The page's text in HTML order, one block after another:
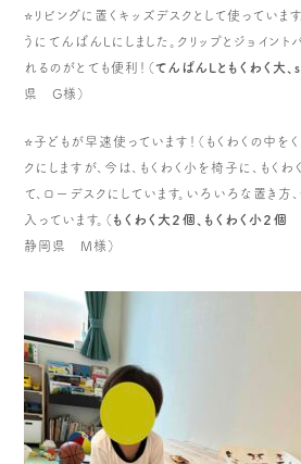
⭐️リビングに置くキッズデスクとして使っていま
うにてんばんLにしました。クリップとジョイン
れるのがとても便利！（てんばんLともくわく大
県 G様）
⭐️子どもが早速使っています！（もくわくの中を
クにしますが、今は、もくわく小を椅子に、もく
て、ローデスクにしています。いろいろな置き方
入っています。（ もくわく大２個、もくわく小２
静岡県 M様）